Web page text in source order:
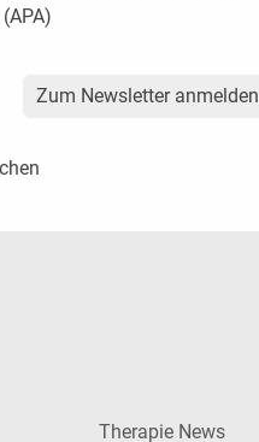
Zum Newsletter anmelden
Therapie News